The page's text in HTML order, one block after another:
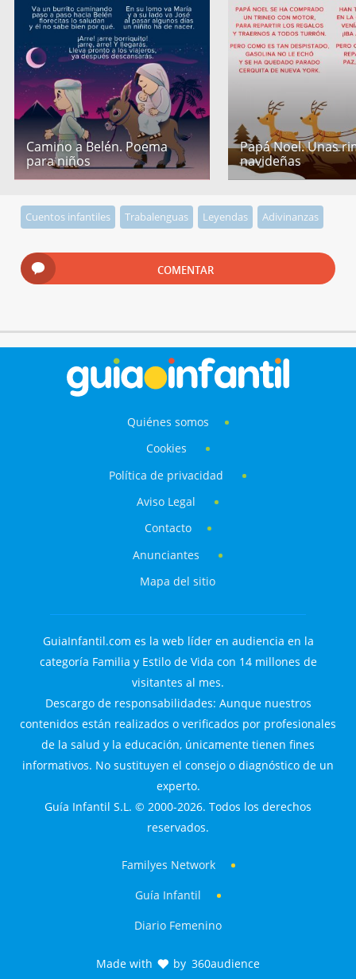
Camino a Belén. Poema
para niños
Papá Noel. Unas
navideñas
Cuentos infantiles Trabalenguas Leyendas Adivinanzas
COMENTAR
Quiénes somos
Cookies
Política de privacidad
Aviso Legal
Contacto
Anunciantes
Mapa del sitio
GuiaInfantil.com es la web líder en audiencia en la
categoría Familia y Estilo de Vida con 14 millones de
visitantes al mes.
Descargo de responsabilidades: Aunque nuestros
contenidos están realizados o verificados por profesionales
de la salud y la educación, únicamente tienen fines
informativos. No sustituyen el consejo o diagnóstico de un
experto.
Guía Infantil S.L. © 2000-2026. Todos los derechos
reservados.
Familyes Network
Guía Infantil
Diario Femenino
Made with by 360audience